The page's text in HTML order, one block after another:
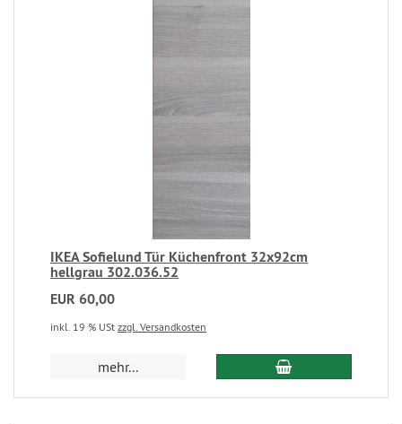
IKEA Sofielund Tür Küchenfront 32x92cm
hellgrau 302.036.52
EUR 60,00
inkl. 19 % USt zzgl. Versandkosten
mehr...